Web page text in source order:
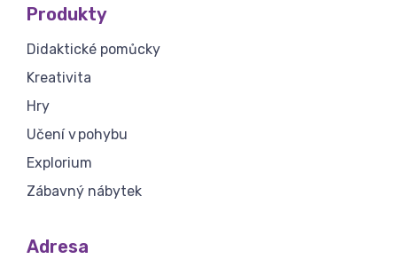
Produkty
Didaktické pomůcky
Kreativita
Hry
Učení v pohybu
Explorium
Zábavný nábytek
Adresa